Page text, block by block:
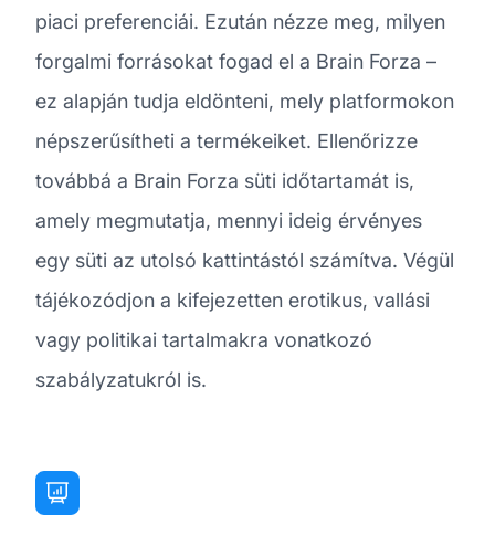
piaci preferenciái. Ezután nézze meg, milyen
forgalmi forrásokat fogad el a Brain Forza –
ez alapján tudja eldönteni, mely platformokon
népszerűsítheti a termékeiket. Ellenőrizze
továbbá a Brain Forza süti időtartamát is,
amely megmutatja, mennyi ideig érvényes
egy süti az utolsó kattintástól számítva. Végül
tájékozódjon a kifejezetten erotikus, vallási
vagy politikai tartalmakra vonatkozó
szabályzatukról is.